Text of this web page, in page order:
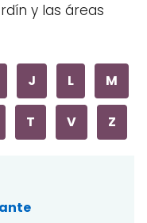
y las áreas
J L M
T V Z